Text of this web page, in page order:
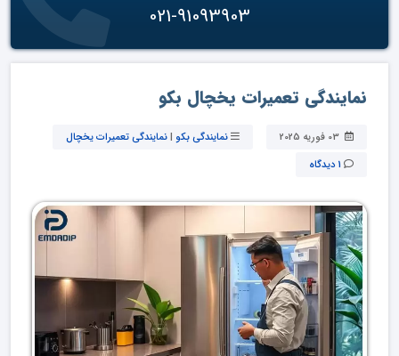
021-91093903
نمایندگی تعمیرات یخچال بکو
نمایندگی بکو |نمایندگی تعمیرات یخچال
1 دیدگاه